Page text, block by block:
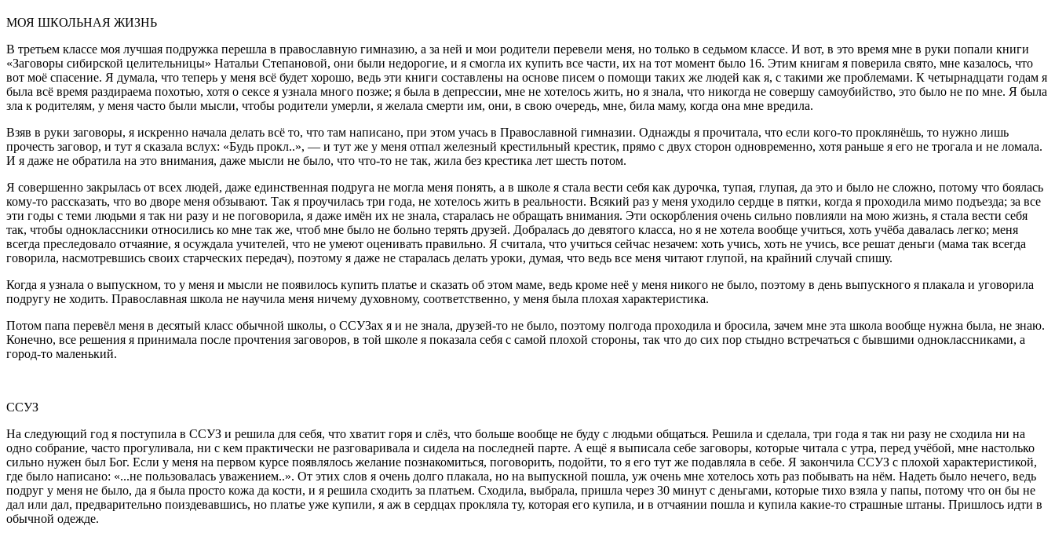
МОЯ ШКОЛЬНАЯ ЖИЗНЬ
В третьем классе моя лучшая подружка перешла в православную гимназию, а за ней и мои родители перевели меня, но только в седьмом классе. И вот, в это время мне в руки попали книги
«Заговоры сибирской целительницы» Натальи Степановой, они были недорогие, и я смогла их купить все части, их на тот момент было 16. Этим книгам я поверила свято, мне казалось, что
вот моё спасение. Я думала, что теперь у меня всё будет хорошо, ведь эти книги составлены на основе писем о помощи таких же людей как я, с такими же проблемами. К четырнадцати годам я
была всё время раздираема похотью, хотя о сексе я узнала много позже; я была в депрессии, мне не хотелось жить, но я знала, что никогда не совершу самоубийство, это было не по мне. Я была
зла к родителям, у меня часто были мысли, чтобы родители умерли, я желала смерти им, они, в свою очередь, мне, била маму, когда она мне вредила.
Взяв в руки заговоры, я искренно начала делать всё то, что там написано, при этом учась в Православной гимназии. Однажды я прочитала, что если кого-то проклянёшь, то нужно лишь
прочесть заговор, и тут я сказала вслух: «Будь прокл..», — и тут же у меня отпал железный крестильный крестик, прямо с двух сторон одновременно, хотя раньше я его не трогала и не ломала.
И я даже не обратила на это внимания, даже мысли не было, что что-то не так, жила без крестика лет шесть потом.
Я совершенно закрылась от всех людей, даже единственная подруга не могла меня понять, а в школе я стала вести себя как дурочка, тупая, глупая, да это и было не сложно, потому что боялась
кому-то рассказать, что во дворе меня обзывают. Так я проучилась три года, не хотелось жить в реальности. Всякий раз у меня уходило сердце в пятки, когда я проходила мимо подъезда; за все
эти годы с теми людьми я так ни разу и не поговорила, я даже имён их не знала, старалась не обращать внимания. Эти оскорбления очень сильно повлияли на мою жизнь, я стала вести себя
так, чтобы одноклассники относились ко мне так же, чтоб мне было не больно терять друзей. Добралась до девятого класса, но я не хотела вообще учиться, хоть учёба давалась легко; меня
всегда преследовало отчаяние, я осуждала учителей, что не умеют оценивать правильно. Я считала, что учиться сейчас незачем: хоть учись, хоть не учись, все решат деньги (мама так всегда
говорила, насмотревшись своих старческих передач), поэтому я даже не старалась делать уроки, думая, что ведь все меня читают глупой, на крайний случай спишу.
Когда я узнала о выпускном, то у меня и мысли не появилось купить платье и сказать об этом маме, ведь кроме неё у меня никого не было, поэтому в день выпускного я плакала и уговорила
подругу не ходить. Православная школа не научила меня ничему духовному, соответственно, у меня была плохая характеристика.
Потом папа перевёл меня в десятый класс обычной школы, о ССУЗах я и не знала, друзей-то не было, поэтому полгода проходила и бросила, зачем мне эта школа вообще нужна была, не знаю.
Конечно, все решения я принимала после прочтения заговоров, в той школе я показала себя с самой плохой стороны, так что до сих пор стыдно встречаться с бывшими одноклассниками, а
город-то маленький.
ССУЗ
На следующий год я поступила в ССУЗ и решила для себя, что хватит горя и слёз, что больше вообще не буду с людьми общаться. Решила и сделала, три года я так ни разу не сходила ни на
одно собрание, часто прогуливала, ни с кем практически не разговаривала и сидела на последней парте. А ещё я выписала себе заговоры, которые читала с утра, перед учёбой, мне настолько
сильно нужен был Бог. Если у меня на первом курсе появлялось желание познакомиться, поговорить, подойти, то я его тут же подавляла в себе. Я закончила ССУЗ с плохой характеристикой,
где было написано: «...не пользовалась уважением..». От этих слов я очень долго плакала, но на выпускной пошла, уж очень мне хотелось хоть раз побывать на нём. Надеть было нечего, ведь
подруг у меня не было, да я была просто кожа да кости, и я решила сходить за платьем. Сходила, выбрала, пришла через 30 минут с деньгами, которые тихо взяла у папы, потому что он бы не
дал или дал, предварительно поиздевавшись, но платье уже купили, я аж в сердцах прокляла ту, которая его купила, и в отчаянии пошла и купила какие-то страшные штаны. Пришлось идти в
обычной одежде.